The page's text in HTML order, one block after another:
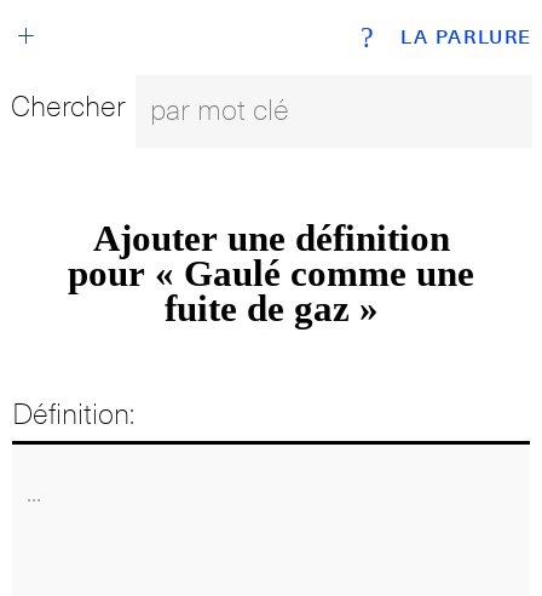
LA PARLURE
+ ?
Chercher
Ajouter une définition
pour « Gaulé comme une
fuite de gaz »
Définition: